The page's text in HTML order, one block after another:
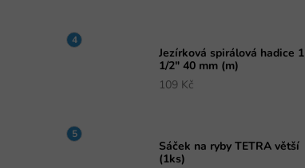
Jezírková spirálová hadice 1
1/2" 40 mm (m)
109 Kč
Sáček na ryby TETRA větší
(1ks)